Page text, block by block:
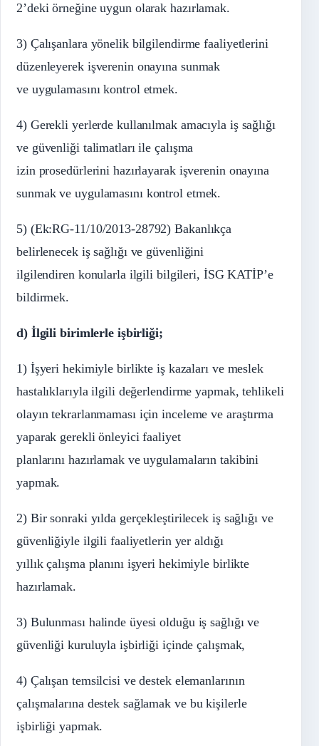
2’deki örneğine uygun olarak hazırlamak.
3) Çalışanlara yönelik bilgilendirme faaliyetlerini
düzenleyerek işverenin onayına sunmak
ve uygulamasını kontrol etmek.
4) Gerekli yerlerde kullanılmak amacıyla iş sağlığı
ve güvenliği talimatları ile çalışma
izin prosedürlerini hazırlayarak işverenin onayına
sunmak ve uygulamasını kontrol etmek.
5) (Ek:RG-11/10/2013-28792) Bakanlıkça
belirlenecek iş sağlığı ve güvenliğini
ilgilendiren konularla ilgili bilgileri, İSG KATİP’e
bildirmek.
d) İlgili birimlerle işbirliği;
1) İşyeri hekimiyle birlikte iş kazaları ve meslek
hastalıklarıyla ilgili değerlendirme yapmak, tehlikeli
olayın tekrarlanmaması için inceleme ve araştırma
yaparak gerekli önleyici faaliyet
planlarını hazırlamak ve uygulamaların takibini
yapmak.
2) Bir sonraki yılda gerçekleştirilecek iş sağlığı ve
güvenliğiyle ilgili faaliyetlerin yer aldığı
yıllık çalışma planını işyeri hekimiyle birlikte
hazırlamak.
3) Bulunması halinde üyesi olduğu iş sağlığı ve
güvenliği kuruluyla işbirliği içinde çalışmak,
4) Çalışan temsilcisi ve destek elemanlarının
çalışmalarına destek sağlamak ve bu kişilerle
işbirliği yapmak.